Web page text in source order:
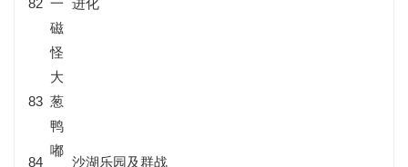
82 一
磁
怪
进化
83
大
葱
鸭
84
嘟
沙湖乐园及群战